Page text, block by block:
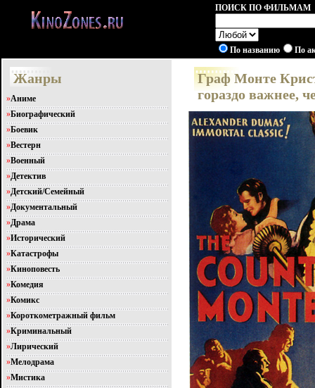
ПОИСК ПО ФИЛЬМАМ
По названию По
Жанры
»Аниме
»Биографический
»Боевик
»Вестерн
»Военный
»Детектив
»Детский/Семейный
»Документальный
»Драма
»Исторический
»Катастрофы
»Киноповесть
»Комедия
»Комикс
»Короткометражный фильм
»Криминальный
»Лирический
»Мелодрама
»Мистика
Граф Монте
гораздо важнее,